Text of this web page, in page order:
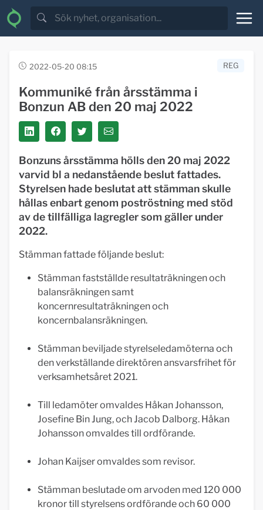
2022-05-20 08:15 REG
Kommuniké från årsstämma i
Bonzun AB den 20 maj 2022
Bonzuns årsstämma hölls den 20 maj 2022
varvid bl a nedanstående beslut fattades.
Styrelsen hade beslutat att stämman skulle
hållas enbart genom poströstning med stöd
av de tillfälliga lagregler som gäller under
2022.
Stämman fattade följande beslut:
Stämman fastställde resultaträkningen och
balansräkningen samt
koncernresultaträkningen och
koncernbalansräkningen.
Stämman beviljade styrelseledamöterna och
den verkställande direktören ansvarsfrihet för
verksamhetsåret 2021.
Till ledamöter omvaldes Håkan Johansson,
Josefine Bin Jung, och Jacob Dalborg. Håkan
Johansson omvaldes till ordförande.
Johan Kaijser omvaldes som revisor.
Stämman beslutade om arvoden med 120 000
kronor till styrelsens ordförande och 60 000